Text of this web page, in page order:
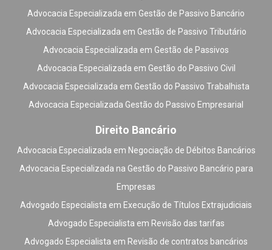
Advocacia Especializada em Gestão de Passivo Bancário
Advocacia Especializada em Gestão de Passivo Tributário
Advocacia Especializada em Gestão de Passivos
Advocacia Especializada em Gestão do Passivo Civil
Advocacia Especializada em Gestão do Passivo Trabalhista
Advocacia Especializada Gestão do Passivo Empresarial
Direito Bancário
Advocacia Especializada em Negociação de Débitos Bancários
Advocacia Especializada na Gestão do Passivo Bancário para
Empresas
Advogado Especialista em Execução de Títulos Extrajudiciais
Advogado Especialista em Revisão das tarifas
Advogado Especialista em Revisão de contratos bancários